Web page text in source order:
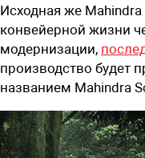
Исходная же
конвейерной жизни
модернизации,
производство будет
названием Mahindra